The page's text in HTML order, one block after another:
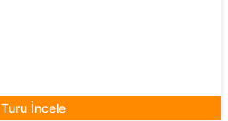
Turu İncele